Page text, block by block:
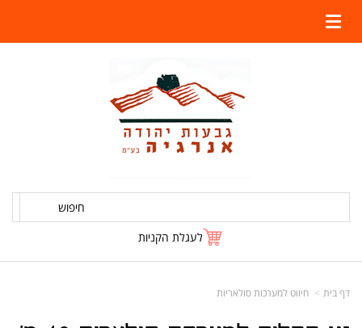
חיפוש
לעגלת הקניות
דף בית חיווט למערכות סולאריות